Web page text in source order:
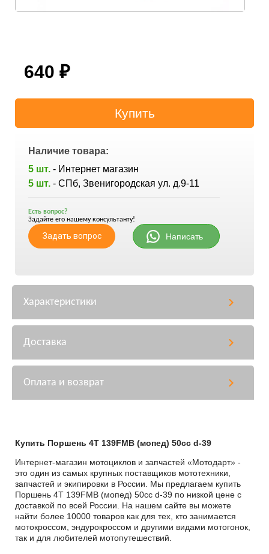
640 ₽
Наличие товара:
5 шт. - Интернет магазин
5 шт. - СПб, Звенигородская ул. д.9-11
Есть вопрос?
Задайте его нашему консультанту!
Задать вопрос Написать
Характеристики
Доставка
Оплата и возврат
Купить Поршень 4T 139FMB (мопед) 50сс d-39
Интернет-магазин мотоциклов и запчастей «Мотодарт» -
это один из самых крупных поставщиков мототехники,
запчастей и экипировки в России. Мы предлагаем купить
Поршень 4T 139FMB (мопед) 50сс d-39 по низкой цене с
доставкой по всей России. На нашем сайте вы можете
найти более 10000 товаров как для тех, кто занимается
мотокроссом, эндурокроссом и другими видами мотогонок,
так и для любителей мотопутешествий.